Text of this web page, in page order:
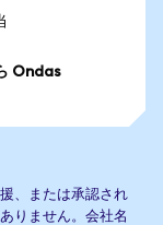
Ondas
、または承認され
りません。会社名